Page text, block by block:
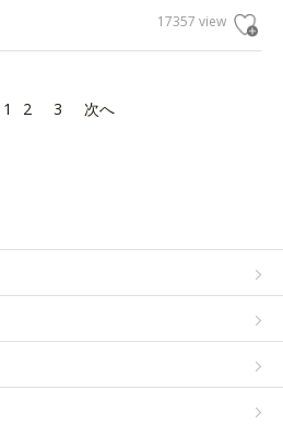
17357 view
1 2 3 次へ